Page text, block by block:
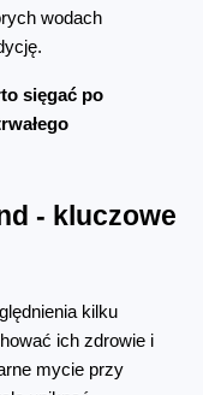
wodach
sięgać po
- kluczowe
kilku
ich zdrowie i
mycie przy